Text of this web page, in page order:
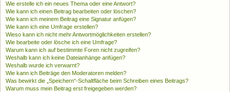
Wie erstelle ich ein neues Thema oder eine Antwort?
Wie kann ich einen Beitrag bearbeiten oder löschen?
Wie kann ich meinem Beitrag eine Signatur anfügen?
Wie kann ich eine Umfrage erstellen?
Wieso kann ich nicht mehr Antwortmöglichkeiten erstellen?
Wie bearbeite oder lösche ich eine Umfrage?
Warum kann ich auf bestimmte Foren nicht zugreifen?
Weshalb kann ich keine Dateianhänge anfügen?
Weshalb wurde ich verwarnt?
Wie kann ich Beiträge den Moderatoren melden?
Was bewirkt die „Speichern“-Schaltfläche beim Schreiben eines Beitrags?
Warum muss mein Beitrag erst freigegeben werden?